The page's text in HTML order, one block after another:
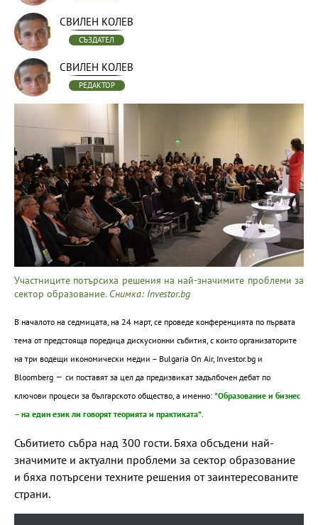
СВИЛЕН КОЛЕВ
СЪЗДАТЕЛ
СВИЛЕН КОЛЕВ
РЕДАКТОР
Участниците потърсиха решения на най-значимите проблеми за
сектор образование. Снимка: Investor.bg
В началото на седмицата, на 24 март, се проведе конференцията по първата
тема от предстояща поредица дискусионни събития, с които организаторите
на три водещи икономически медии – Bulgaria On Air, Investor.bg и
Bloomberg – си поставят за цел да предизвикат задълбочен дебат по
ключови процеси за българското общество, а именно: "Образование и бизнес
– на един език ли говорят теорията и практиката"
Събитието събра над 300 гости. Бяха обсъдени най-
значимите и актуални проблеми за сектор образование
и бяха потърсени техните решения от заинтересованите
страни.